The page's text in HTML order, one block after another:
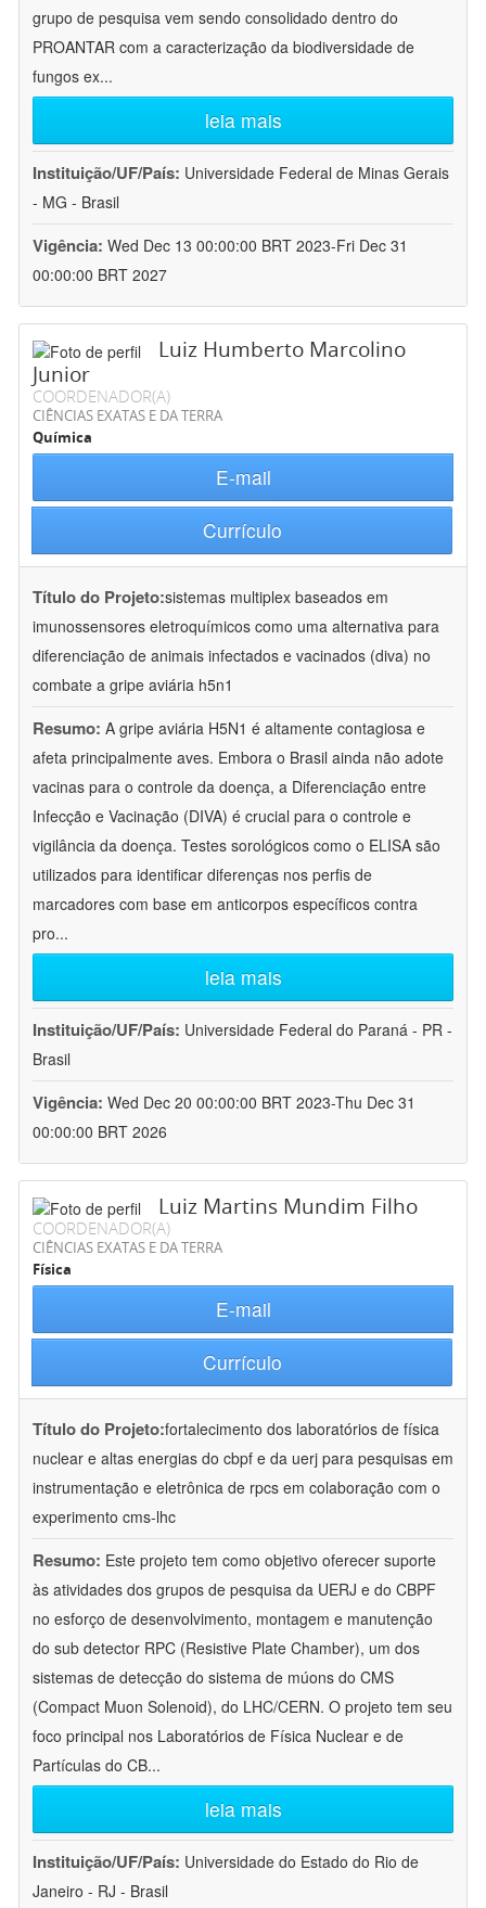
grupo de pesquisa vem sendo consolidado dentro do
PROANTAR com a caracterização da biodiversidade de
fungos ex...
leia mais
Instituição/UF/País: Universidade Federal de Minas Gerais
- MG - Brasil
Vigência: Wed Dec 13 00:00:00 BRT 2023-Fri Dec 31
00:00:00 BRT 2027
Luiz Humberto Marcolino
Junior
COORDENADOR(A)
CIÊNCIAS EXATAS E DA TERRA
Química
E-mail
Currículo
Título do Projeto:sistemas multiplex baseados em
imunossensores eletroquímicos como uma alternativa para
diferenciação de animais infectados e vacinados (diva) no
combate a gripe aviária h5n1
Resumo: A gripe aviária H5N1 é altamente contagiosa e
afeta principalmente aves. Embora o Brasil ainda não adote
vacinas para o controle da doença, a Diferenciação entre
Infecção e Vacinação (DIVA) é crucial para o controle e
vigilância da doença. Testes sorológicos como o ELISA são
utilizados para identificar diferenças nos perfis de
marcadores com base em anticorpos específicos contra
pro...
leia mais
Instituição/UF/País: Universidade Federal do Paraná - PR -
Brasil
Vigência: Wed Dec 20 00:00:00 BRT 2023-Thu Dec 31
00:00:00 BRT 2026
Luiz Martins Mundim Filho
COORDENADOR(A)
CIÊNCIAS EXATAS E DA TERRA
Física
E-mail
Currículo
Título do Projeto:fortalecimento dos laboratórios de física
nuclear e altas energias do cbpf e da uerj para pesquisas em
instrumentação e eletrônica de rpcs em colaboração com o
experimento cms-lhc
Resumo: Este projeto tem como objetivo oferecer suporte
às atividades dos grupos de pesquisa da UERJ e do CBPF
no esforço de desenvolvimento, montagem e manutenção
do sub detector RPC (Resistive Plate Chamber), um dos
sistemas de detecção do sistema de múons do CMS
(Compact Muon Solenoid), do LHC/CERN. O projeto tem seu
foco principal nos Laboratórios de Física Nuclear e de
Partículas do CB...
leia mais
Instituição/UF/País: Universidade do Estado do Rio de
Janeiro - RJ - Brasil